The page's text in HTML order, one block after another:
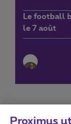
Le football
le 7 août
Proximus